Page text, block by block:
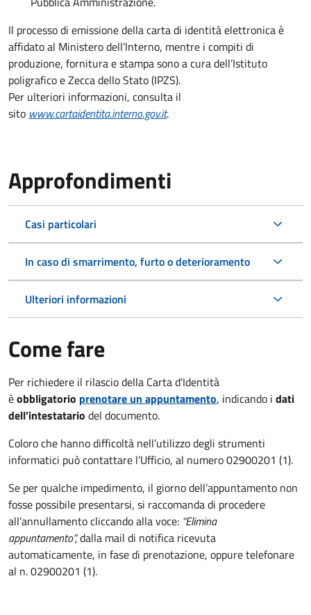
Il processo di emissione della carta di identità elettronica è
affidato al Ministero dell’Interno, mentre i compiti di
produzione, fornitura e stampa sono a cura dell’Istituto
poligrafico e Zecca dello Stato (IPZS).
Per ulteriori informazioni, consulta il
sito www.cartaidentita.interno.gov.it.
Approfondimenti
Casi particolari
In caso di smarrimento, furto o deterioramento
Ulteriori informazioni
Come fare
Per richiedere il rilascio della Carta d'Identità
èobbligatorio prenotare un appuntamento, indicando i dati
dell’intestatario del documento.
Coloro che hanno difficoltà nell’utilizzo degli strumenti
informatici può contattare l’Ufficio, al numero 02900201 (1).
Se per qualche impedimento, il giorno dell’appuntamento non
fosse possibile presentarsi, si raccomanda di procedere
all’annullamento cliccando alla voce: “Elimina
appuntamento”,dalla mail di notifica ricevuta
automaticamente, in fase di prenotazione, oppure telefonare
al n. 02900201 (1).